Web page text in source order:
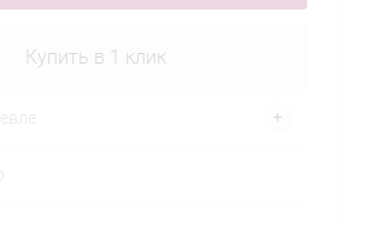
Купить в 1 клик